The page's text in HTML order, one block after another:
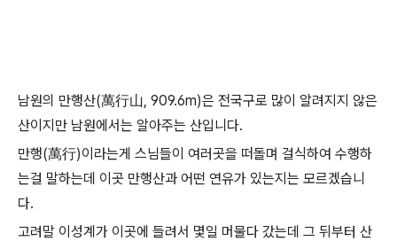
남원의 만행산(萬行山, 909.6m)은 전국구로 많이 알려지지 않은
산이지만 남원에서는 알아주는 산입니다.
만행(萬行)이라는게 스님들이 여러곳을 떠돌며 걸식하여 수행하
는걸 말하는데 이곳 만행산과 어떤 연유가 있는지는 모르겠습니
다.
고려말 이성계가 이곳에 들려서 몇일 머물다 갔는데 그 뒤부터 산